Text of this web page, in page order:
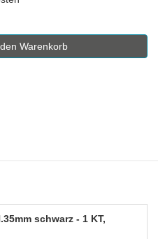
Warenkorb
schwarz - 1 KT,